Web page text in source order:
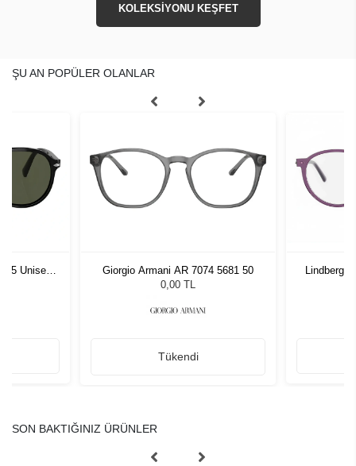
KOLEKSİYONU KEŞFET
ŞU AN POPÜLER OLANLAR
55 Unisex
Giorgio Armani AR 7074 5681 50
0,00 TL
Tükendi
Lindberg
SON BAKTIĞINIZ ÜRÜNLER